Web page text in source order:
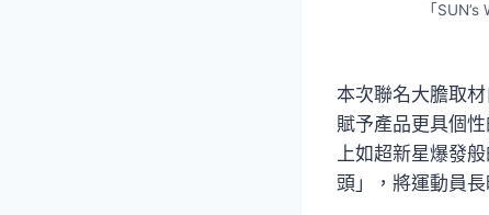
「
本次聯名大膽取
賦予產品更具個
上如超新星爆發
頭」，將運動員